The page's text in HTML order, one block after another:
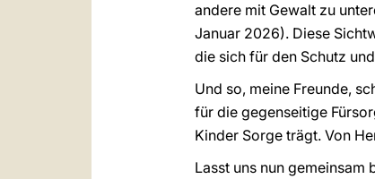
andere mit Gewalt zu
Januar 2026). Diese
die sich für den Schutz
Und so, meine Freunde,
für die gegenseitige
Kinder Sorge trägt. Von
Lasst uns nun gemeinsam